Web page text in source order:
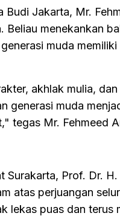
Budi Jakarta, Mr.
Beliau menekankan
muda
akhlak mulia,
generasi muda
tegas Mr. Fehmeed
Surakarta, Prof. Dr. H.
atas perjuangan
lekas puas dan terus